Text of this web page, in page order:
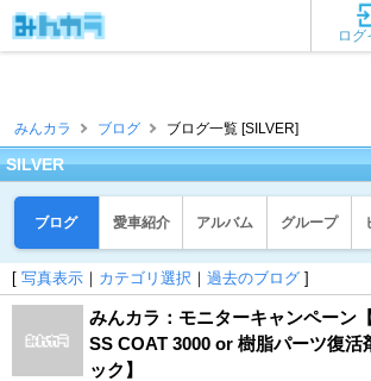
ログ
みんカラ ブログ ブログ一覧 [SILVER]
SILVER
ブログ 愛車紹介 アルバム グループ
[ 写真表示 ｜ カテゴリ選択 ｜ 過去のブログ ]
みんカラ：モニターキャンペーン
SS COAT 3000 or 樹脂パーツ復活
ック】